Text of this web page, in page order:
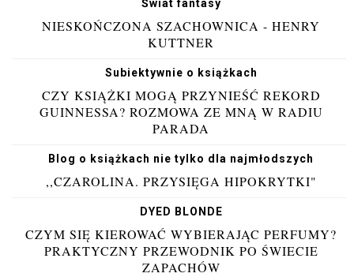
Świat fantasy
NIESKOŃCZONA SZACHOWNICA - HENRY
KUTTNER
Subiektywnie o książkach
CZY KSIĄŻKI MOGĄ PRZYNIEŚĆ REKORD
GUINNESSA? ROZMOWA ZE MNĄ W RADIU
PARADA
Blog o książkach nie tylko dla najmłodszych
,,CZAROLINA. PRZYSIĘGA HIPOKRYTKI"
DYED BLONDE
CZYM SIĘ KIEROWAĆ WYBIERAJĄC PERFUMY?
PRAKTYCZNY PRZEWODNIK PO ŚWIECIE
ZAPACHÓW